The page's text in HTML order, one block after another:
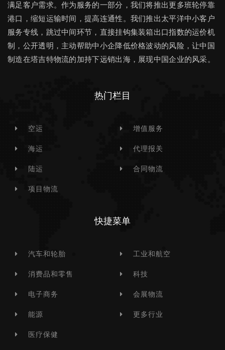
满足客户需求。作为服务的一部分，我们将推出更多班轮停靠
港口，缩短运输时间，提高连通性。我们推出太平洋中小客户
服务专线，跳过中间环节，直接挂钩集装箱出口指数的运价机
制，公开透明，主动帮助中小企降低价格波动的风险，让中国
制造在塔吉特物流的加持下远销出海，展现中国企业的风采。
热门栏目
空运
海运
陆运
项目物流
增值服务
代理报关
合同物流
快捷菜单
汽车和轮胎
消费品和零售
电子商务
能源
医疗保健
工业和航空
科技
会展物流
更多行业